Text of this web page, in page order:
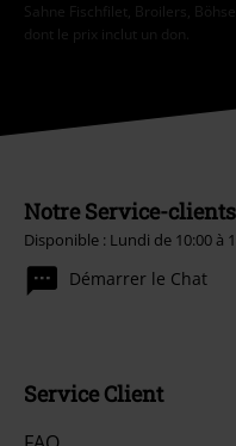
Sahne Fischfilet, Broilers,
dont le prix inclut un don.
Notre Service-
Disponible : Lundi de 10:00 à
Démarrer le Chat
Service Client